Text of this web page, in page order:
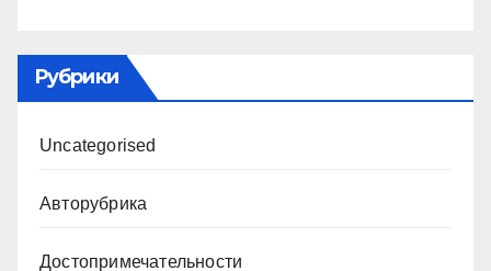
Рубрики
Uncategorised
Авторубрика
Достопримечательности